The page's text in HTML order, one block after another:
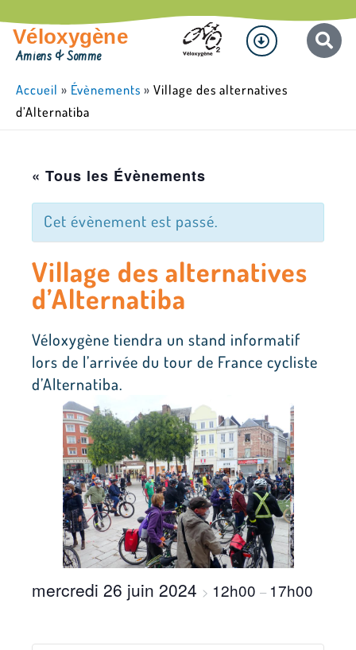
au
contenu
Véloxygène
Amiens & Somme
Menu
Accueil » Évènements » Village des alternatives
d’Alternatiba
« Tous les Évènements
Cet évènement est passé.
Village des alternatives
d’Alternatiba
Véloxygène tiendra un stand informatif
lors de l’arrivée du tour de France cycliste
d’Alternatiba.
mercredi 26 juin 2024 > 12h00 – 17h00